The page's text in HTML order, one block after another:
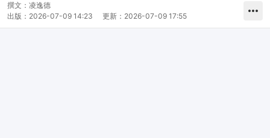
撰文： 凌逸德
出版： 2026-07-09 14:23 更新： 2026-07-09 17:55